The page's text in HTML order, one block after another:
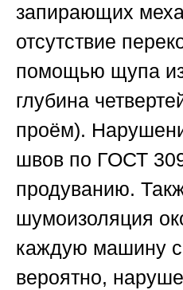
запирающих
отсутствие
помощью щупа
глубина
проём).
швов по ГОСТ
продуванию.
шумоизоляция
каждую машину
вероятно,